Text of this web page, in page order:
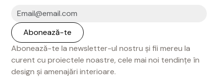
Abonează-te la newsletter-ul nostru și fii mereu la
curent cu proiectele noastre, cele mai noi tendințe în
design și amenajări interioare.